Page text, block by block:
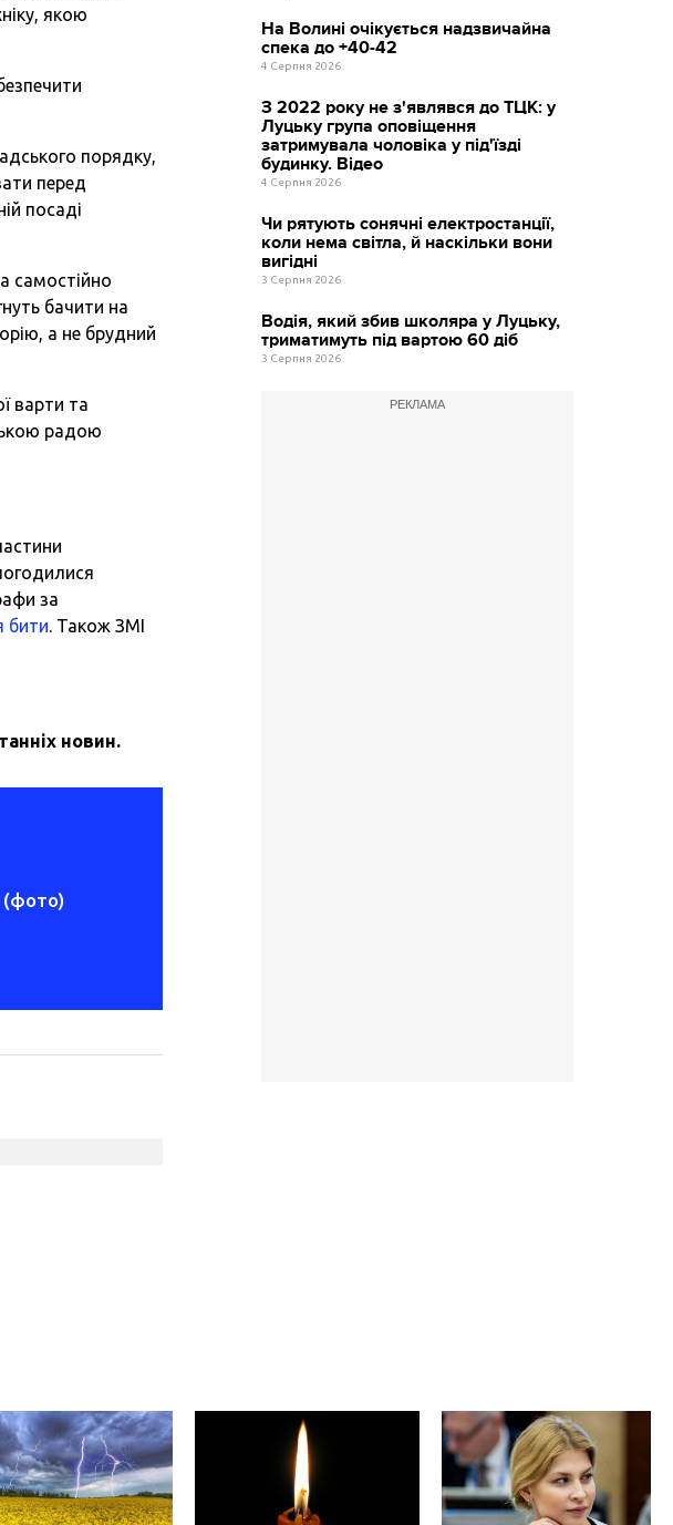
якою
порядку,
перед
посаді
самостійно
бачити на
а не брудний
варти та
радою
за
бити. Також ЗМІ
новин.
(фото)
На Волині очікується надзвичайна
спека до +40-42
4 Серпня 2026
З 2022 року не з'являвся до ТЦК: у
Луцьку група оповіщення
затримувала чоловіка у під'їзді
будинку. Відео
4 Серпня 2026
Чи рятують сонячні електростанції,
коли нема світла, й наскільки вони
вигідні
3 Серпня 2026
Водія, який збив школяра у Луцьку,
триматимуть під вартою 60 діб
3 Серпня 2026
РЕКЛАМА